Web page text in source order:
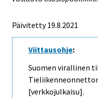
Päivitetty 19.8.2021
Viittausohje:
Suomen virallinen
[verkkojulkaisu].